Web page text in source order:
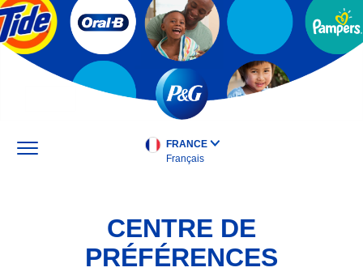
Skip
to
main
FRANCE
Français
CENTRE DE
PRÉFÉRENCES